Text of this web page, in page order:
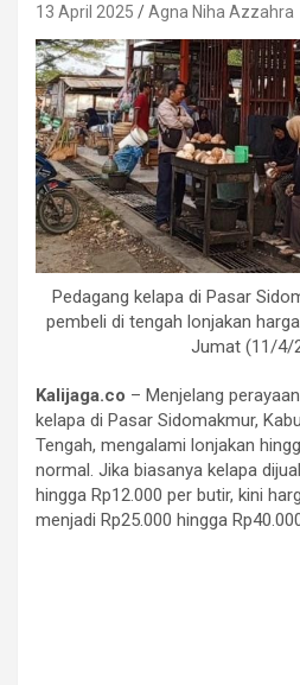
13 April 2025 Agna Niha Azzahra
Pedagang kelapa di Pasar
pembeli di tengah lonjakan
Jumat (11/4/
Kalijaga.co – Menjelang
kelapa di Pasar Sidomakmur,
Tengah, mengalami lonjakan
normal. Jika biasanya kelapa
hingga Rp12.000 per butir, kini
menjadi Rp25.000 hingga